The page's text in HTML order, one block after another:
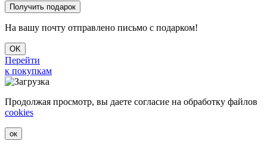
На вашу почту отправлено письмо с подарком!
OK
Перейти
к покупкам
Продолжая просмотр, вы даете согласие на обработку файлов
cookies
ок